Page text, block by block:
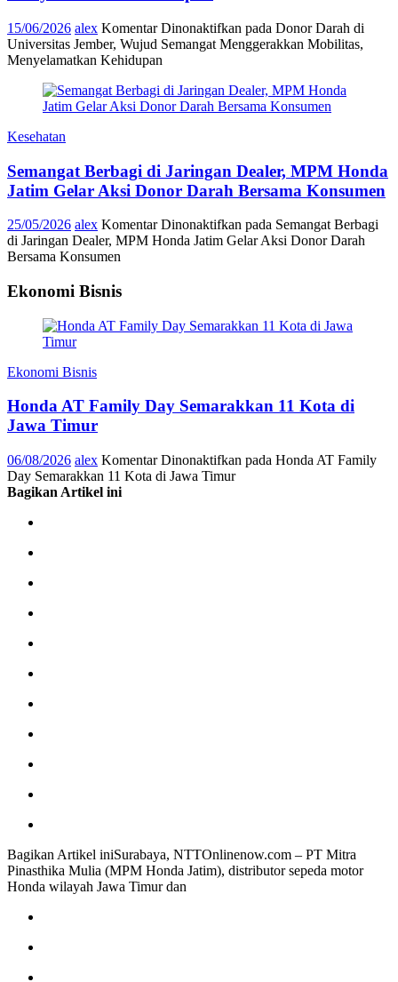
15/06/2026 alex Komentar Dinonaktifkan pada Donor Darah di
Universitas Jember, Wujud Semangat Menggerakkan Mobilitas,
Menyelamatkan Kehidupan
Kesehatan
Semangat Berbagi di Jaringan Dealer, MPM Honda
Jatim Gelar Aksi Donor Darah Bersama Konsumen
25/05/2026 alex Komentar Dinonaktifkan pada Semangat Berbagi
di Jaringan Dealer, MPM Honda Jatim Gelar Aksi Donor Darah
Bersama Konsumen
Ekonomi Bisnis
Ekonomi Bisnis
Honda AT Family Day Semarakkan 11 Kota di
Jawa Timur
06/08/2026 alex Komentar Dinonaktifkan pada Honda AT Family
Day Semarakkan 11 Kota di Jawa Timur
Bagikan Artikel ini
Bagikan Artikel iniSurabaya, NTTOnlinenow.com – PT Mitra
Pinasthika Mulia (MPM Honda Jatim), distributor sepeda motor
Honda wilayah Jawa Timur dan